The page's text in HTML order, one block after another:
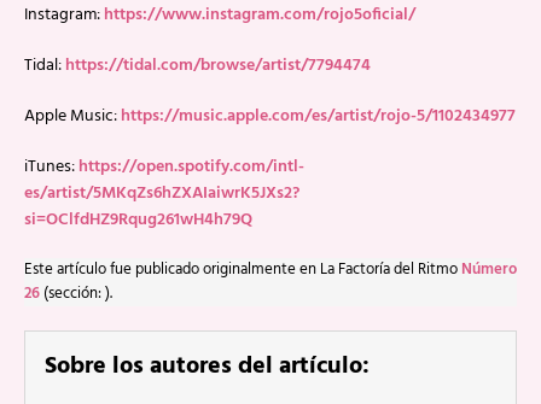
Instagram:https://www.instagram.com/rojo5oficial/
Tidal:https://tidal.com/browse/artist/7794474
Apple Music:https://music.apple.com/es/artist/rojo-5/1102434977
iTunes:https://open.spotify.com/intl-
es/artist/5MKqZs6hZXAIaiwrK5JXs2?
si=OClfdHZ9Rqug261wH4h79Q
Este artículo fue publicado originalmente en La Factoría del Ritmo Número
26 (sección: ).
Sobre los autores del artículo: